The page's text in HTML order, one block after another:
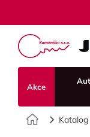
Akce
Úvod
Katalog